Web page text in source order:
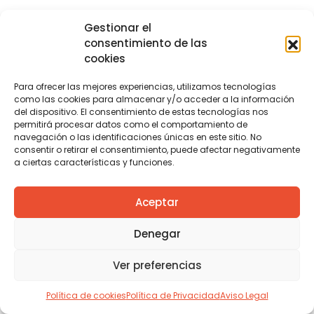
Gestionar el
consentimiento de las
cookies
Para ofrecer las mejores experiencias, utilizamos tecnologías
como las cookies para almacenar y/o acceder a la información
del dispositivo. El consentimiento de estas tecnologías nos
permitirá procesar datos como el comportamiento de
navegación o las identificaciones únicas en este sitio. No
consentir o retirar el consentimiento, puede afectar negativamente
a ciertas características y funciones.
Aceptar
Denegar
Ver preferencias
Política de cookiesPolítica de PrivacidadAviso Legal